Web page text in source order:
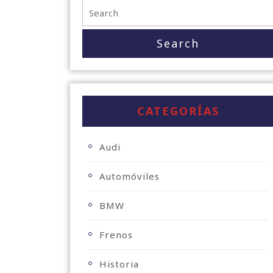
CATEGORÍAS
Audi
Automóviles
BMW
Frenos
Historia